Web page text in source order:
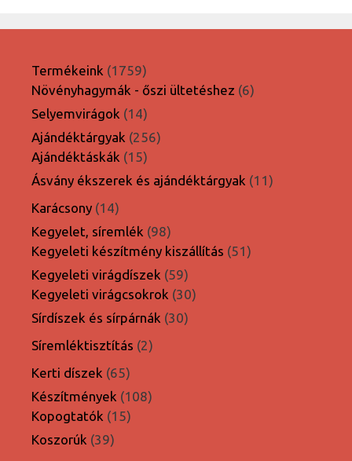
Termékeink 17591759
termék
Növényhagymák - őszi ültetéshez 66
Selyemvirágok 1414
termék
Ajándéktárgyak 256256
Ajándéktáskák 1515
termék
Ásvány ékszerek és ajándéktárgyak 1111
Karácsony 1414
termék
Kegyelet, síremlék 9898
termék
Kegyeleti készítmény kiszállítás 5151
Kegyeleti virágdíszek 5959
termék
Kegyeleti virágcsokrok 3030
Sírdíszek és sírpárnák 3030
Síremléktisztítás 22
Kerti díszek 6565
termék
Készítmények 108108
Kopogtatók 1515
Koszorúk 3939